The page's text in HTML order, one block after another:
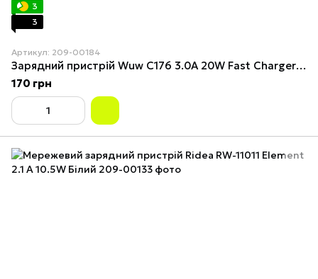
3
3
Артикул: 209-00184
Зарядний пристрій Wuw C176 3.0A 20W Fast Charger Type C PD Біле
170 грн